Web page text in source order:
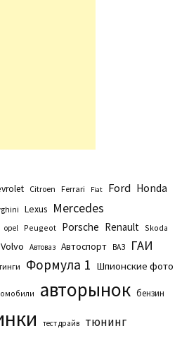
Citroen Ferrari Fiat Ford Honda
Lexus Mercedes
opel Peugeot Porsche Renault Skoda
Volvo Автоваз Автоспорт ВАЗ ГАИ
Формула 1 Шпионские фото
авторынок бензин
тест драйв тюнинг